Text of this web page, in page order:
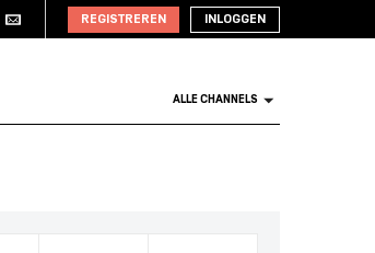
REGISTREREN INLOGGEN
ALLE CHANNELS